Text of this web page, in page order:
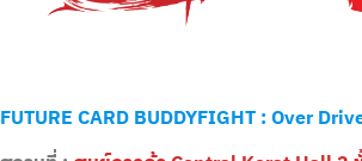
FUTURE CARD BUDDYFIGHT : Over